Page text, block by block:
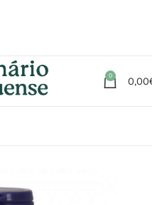
0 0,00